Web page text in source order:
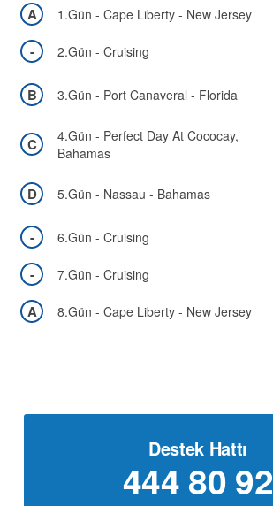
A 1.Gün - Cape Liberty - New Jersey
- 2.Gün - Cruising
B 3.Gün - Port Canaveral - Florida
C
4.Gün - Perfect Day At Cococay,
Bahamas
D 5.Gün - Nassau - Bahamas
- 6.Gün - Cruising
- 7.Gün - Cruising
A 8.Gün - Cape Liberty - New Jersey
Destek Hattı
444 80 92